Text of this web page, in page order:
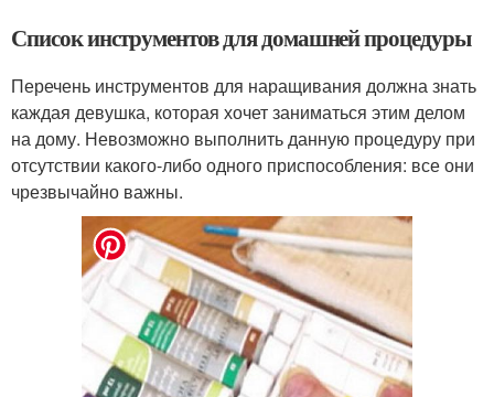
Список инструментов для домашней процедуры
Перечень инструментов для наращивания должна знать
каждая девушка, которая хочет заниматься этим делом
на дому. Невозможно выполнить данную процедуру при
отсутствии какого-либо одного приспособления: все они
чрезвычайно важны.